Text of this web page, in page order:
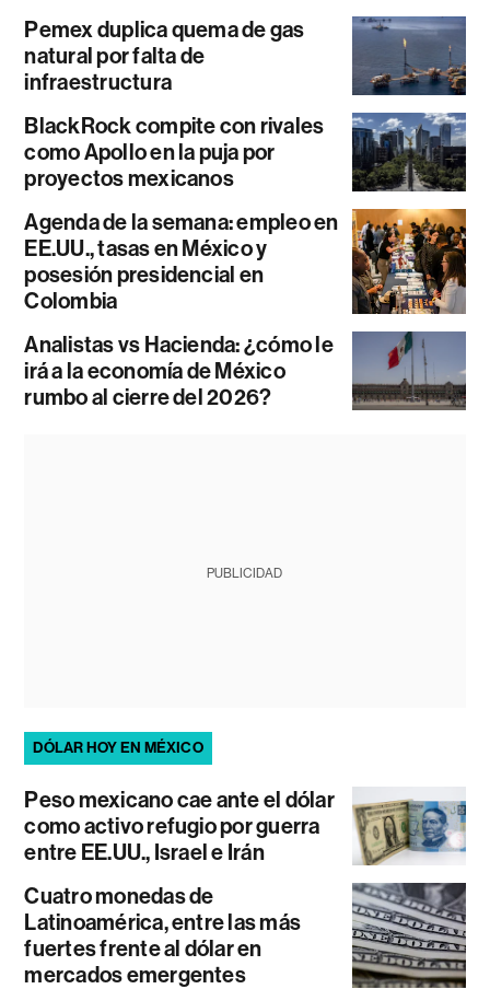
Pemex duplica quema de gas
natural por falta de
infraestructura
BlackRock compite con rivales
como Apollo en la puja por
proyectos mexicanos
Agenda de la semana: empleo en
EE.UU., tasas en México y
posesión presidencial en
Colombia
Analistas vs Hacienda: ¿cómo le
irá a la economía de México
rumbo al cierre del 2026?
PUBLICIDAD
DÓLAR HOY EN MÉXICO
Peso mexicano cae ante el dólar
como activo refugio por guerra
entre EE.UU., Israel e Irán
Cuatro monedas de
Latinoamérica, entre las más
fuertes frente al dólar en
mercados emergentes